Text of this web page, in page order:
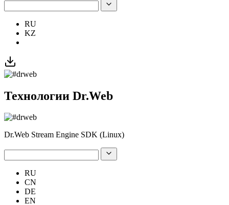
RU
KZ
Технологии Dr.Web
Dr.Web Stream Engine SDK (Linux)
RU
CN
DE
EN